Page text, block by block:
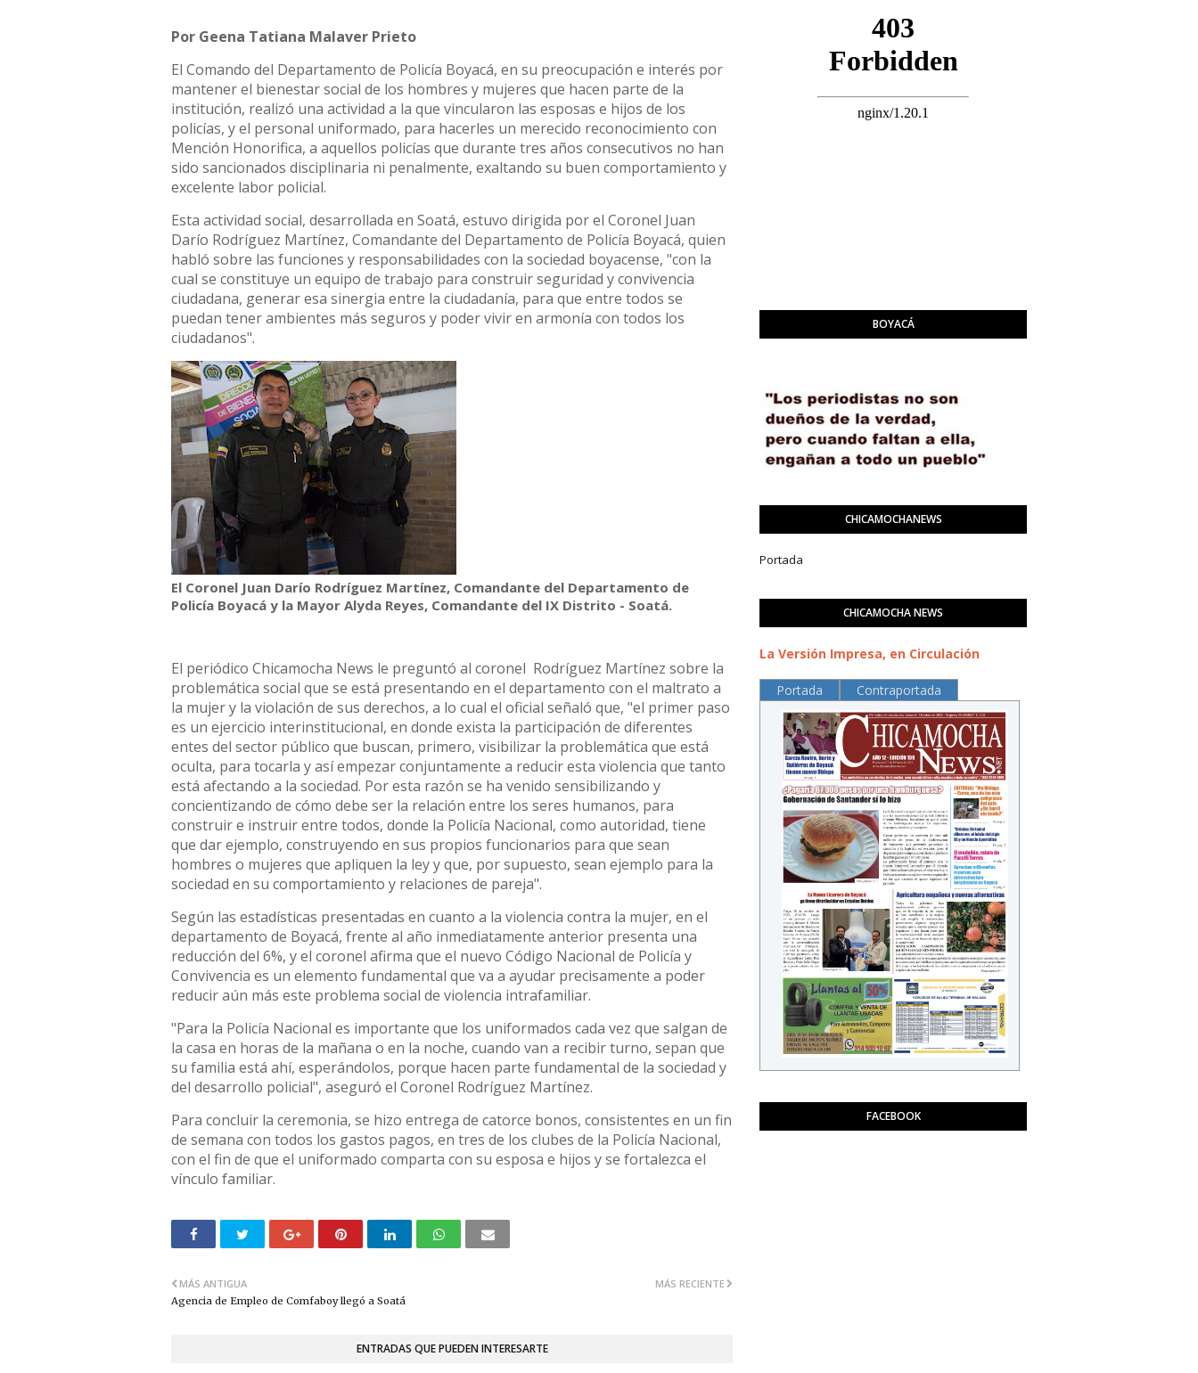
Por Geena Tatiana Malaver Prieto
El Comando del Departamento de Policía Boyacá, en su preocupación e interés por
mantener el bienestar social de los hombres y mujeres que hacen parte de la
institución, realizó una actividad a la que vincularon las esposas e hijos de los
policías, y el personal uniformado, para hacerles un merecido reconocimiento con
Mención Honorifica, a aquellos policías que durante tres años consecutivos no han
sido sancionados disciplinaria ni penalmente, exaltando su buen comportamiento y
excelente labor policial.
Esta actividad social, desarrollada en Soatá, estuvo dirigida por el Coronel Juan
Darío Rodríguez Martínez, Comandante del Departamento de Policía Boyacá, quien
habló sobre las funciones y responsabilidades con la sociedad boyacense, "con la
cual se constituye un equipo de trabajo para construir seguridad y convivencia
ciudadana, generar esa sinergia entre la ciudadanía, para que entre todos se
puedan tener ambientes más seguros y poder vivir en armonía con todos los
ciudadanos".
El Coronel Juan Darío Rodríguez Martínez, Comandante del Departamento de
Policía Boyacá y la Mayor Alyda Reyes, Comandante del IX Distrito - Soatá.
El periódico Chicamocha News le preguntó al coronel Rodríguez Martínez sobre la
problemática social que se está presentando en el departamento con el maltrato a
la mujer y la violación de sus derechos, a lo cual el oficial señaló que, "el primer paso
es un ejercicio interinstitucional, en donde exista la participación de diferentes
entes del sector público que buscan, primero, visibilizar la problemática que está
oculta, para tocarla y así empezar conjuntamente a reducir esta violencia que tanto
está afectando a la sociedad. Por esta razón se ha venido sensibilizando y
concientizando de cómo debe ser la relación entre los seres humanos, para
construir e instruir entre todos, donde la Policía Nacional, como autoridad, tiene
que dar ejemplo, construyendo en sus propios funcionarios para que sean
hombres o mujeres que apliquen la ley y que, por supuesto, sean ejemplo para la
sociedad en su comportamiento y relaciones de pareja".
Según las estadísticas presentadas en cuanto a la violencia contra la mujer, en el
departamento de Boyacá, frente al año inmediatamente anterior presenta una
reducción del 6%, y el coronel afirma que el nuevo Código Nacional de Policía y
Convivencia es un elemento fundamental que va a ayudar precisamente a poder
reducir aún más este problema social de violencia intrafamiliar.
"Para la Policía Nacional es importante que los uniformados cada vez que salgan de
la casa en horas de la mañana o en la noche, cuando van a recibir turno, sepan que
su familia está ahí, esperándolos, porque hacen parte fundamental de la sociedad y
del desarrollo policial", aseguró el Coronel Rodríguez Martínez.
Para concluir la ceremonia, se hizo entrega de catorce bonos, consistentes en un fin
de semana con todos los gastos pagos, en tres de los clubes de la Policía Nacional,
con el fin de que el uniformado comparta con su esposa e hijos y se fortalezca el
vínculo familiar.
MÁS RECIENTE
MÁS ANTIGUA
Agencia de Empleo de Comfaboy llegó a Soatá
ENTRADAS QUE PUEDEN INTERESARTE
BOYACÁ
CHICAMOCHANEWS
Portada
CHICAMOCHA NEWS
La Versión Impresa, en Circulación
Portada Contraportada
FACEBOOK